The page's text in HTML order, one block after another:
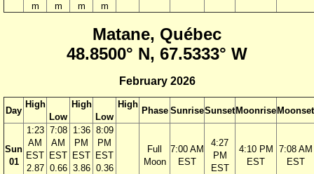
m
m
m
m
Matane, Québec
48.8500° N, 67.5333° W
February 2026
Day
High
Low
High
Low
High
Phase SunriseSunset Moonrise Moonset
Sun
01
1:23
AM
EST
2.87
7:08
AM
EST
0.66
1:36
PM
EST
3.86
8:09
PM
EST
0.36
Full
Moon
7:00 AM
EST
4:27
PM
EST
4:10 PM
EST
7:08 AM
EST